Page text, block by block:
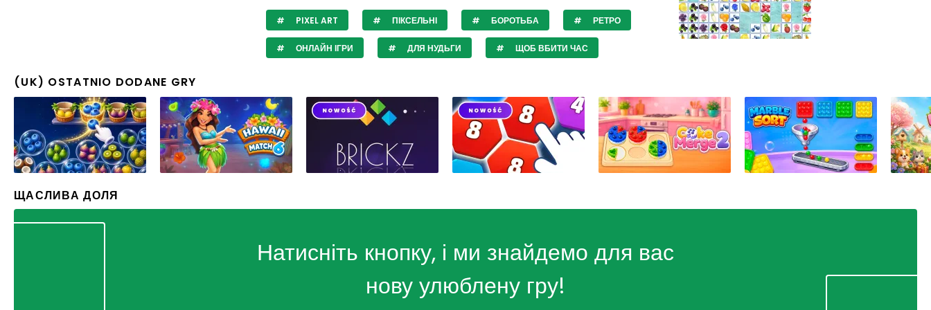
PIXEL ART ПІКСЕЛЬНІ БОРОТЬБА РЕТРО
ОНЛАЙН ІГРИ ДЛЯ НУДЬГИ ЩОБ ВБИТИ ЧАС
(UK) OSTATNIO DODANE GRY
ЩАСЛИВА ДОЛЯ
Натисніть кнопку, і ми знайдемо для вас
нову улюблену гру!